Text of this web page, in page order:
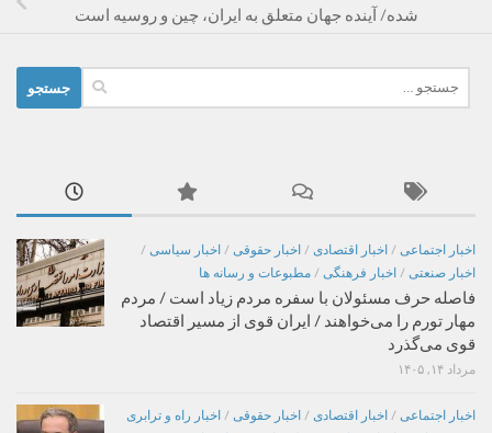
شده/ آینده جهان متعلق به ایران، چین و روسیه است
برای:
اخبار اجتماعی / اخبار اقتصادی / اخبار حقوقی / اخبار سیاسی /
اخبار صنعتی / اخبار فرهنگی / مطبوعات و رسانه ها
فاصله حرف مسئولان با سفره مردم زیاد است / مردم
مهار تورم را می‌خواهند / ایران قوی از مسیر اقتصاد
قوی می‌گذرد
مرداد ۱۴, ۱۴۰۵
اخبار اجتماعی / اخبار اقتصادی / اخبار حقوقی / اخبار راه و ترابری